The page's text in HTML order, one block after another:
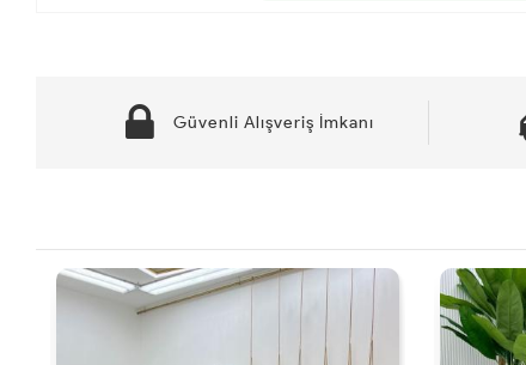
Güvenli Alışveriş İmkanı